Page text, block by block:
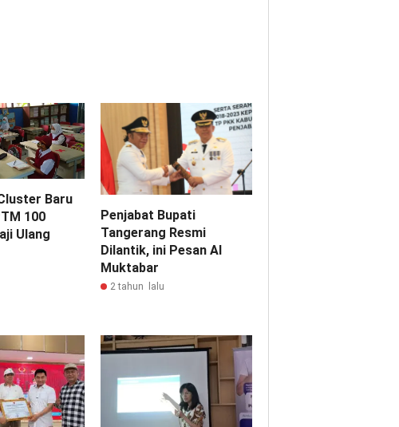
Baru
100
Ulang
Penjabat Bupati
Tangerang Resmi
Dilantik, ini Pesan Al
Muktabar
2 tahun lalu